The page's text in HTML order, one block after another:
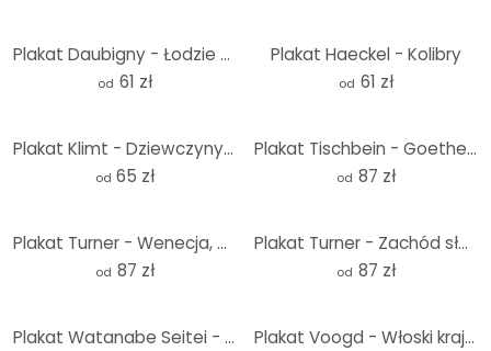
Plakat Daubigny - Łodzie na plaży w Ètaples
od 61 zł
Plakat Haeckel - Kolibry
od 61 zł
Plakat Klimt - Dziewczyny - Kwadrat
od 65 zł
Plakat Tischbein - Goethe w rzymskiej Kampanii - Okrągły
od 87 zł
Plakat Turner - Wenecja, Dogana i S. Giorgio Maggiore - Okrągły
od 87 zł
Plakat Turner - Zachód słońca nad jeziorem - Okrągły
od 87 zł
Plakat Watanabe Seitei - Poranna chwała Plakat Voogd - Włoski krajobraz z sosnami parasolowymi - Okrągły